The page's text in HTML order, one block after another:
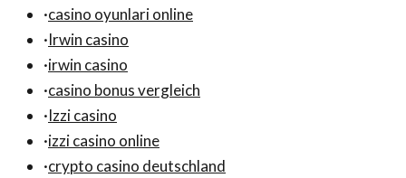
·casino oyunlari online
·Irwin casino
·irwin casino
·casino bonus vergleich
·Izzi casino
·izzi casino online
·crypto casino deutschland